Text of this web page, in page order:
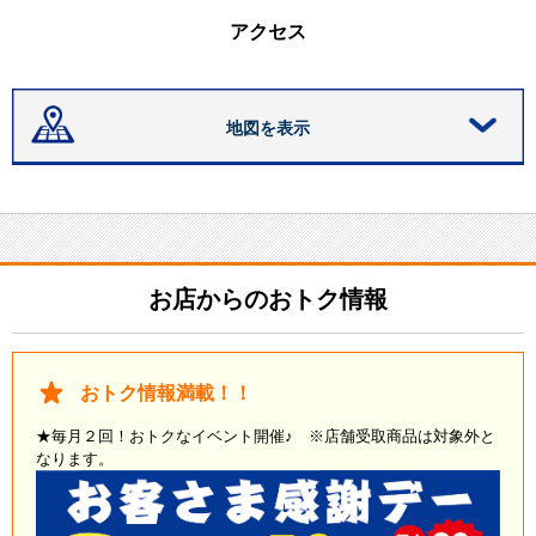
アクセス
地図を表示
お店からのおトク情報
おトク情報満載！！
★毎月２回！おトクなイベント開催♪ ※店舗受取商品は対象外と
なります。